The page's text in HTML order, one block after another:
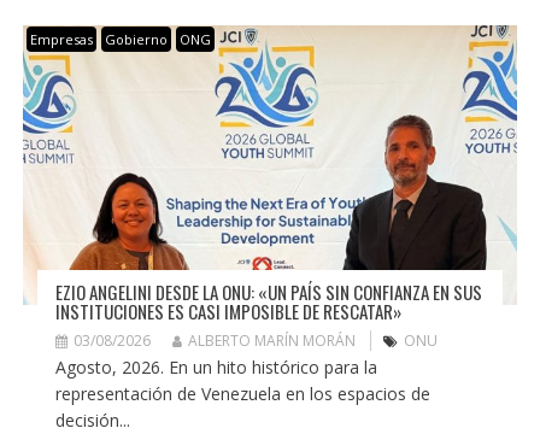
Empresas Gobierno ONG
EZIO ANGELINI DESDE LA ONU: «UN PAÍS SIN CONFIANZA EN SUS
INSTITUCIONES ES CASI IMPOSIBLE DE RESCATAR»
03/08/2026 ALBERTO MARÍN MORÁN ONU
Agosto, 2026. En un hito histórico para la
representación de Venezuela en los espacios de
decisión...